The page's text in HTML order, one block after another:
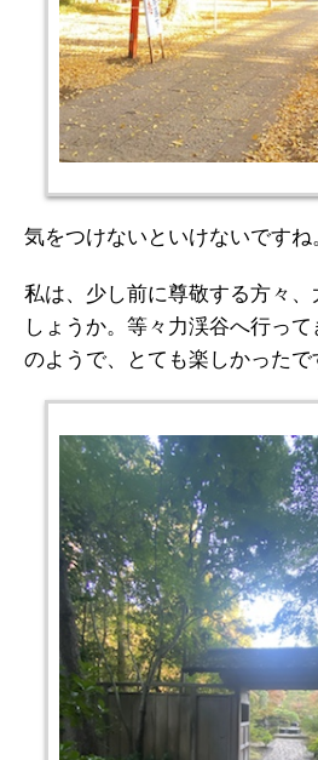
気をつけないといけないですね。
私は、少し前に尊敬する方々
しょうか。等々力渓谷へ行っ
のようで、とても楽しかったで